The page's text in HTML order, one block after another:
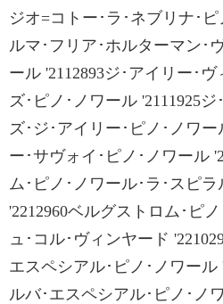
ジオ=コトー･ラ･ネブリナ･
ルマ･フリア･ホルターマン･
ール '2112893ジ･アイリー･
ズ･ピノ･ノワール '2111925
ズ･ジ･アイリー･ピノ･ノワー
ー･サヴォイ･ピノ･ノワール
ム･ピノ･ノワール･ラ･スピ
'2212960ベルグストロム･ピ
ュ･コル･ヴィンヤード
エスペシアル･ピノ･ノワール
ルバ･エスペシアル･ピノ･ノ